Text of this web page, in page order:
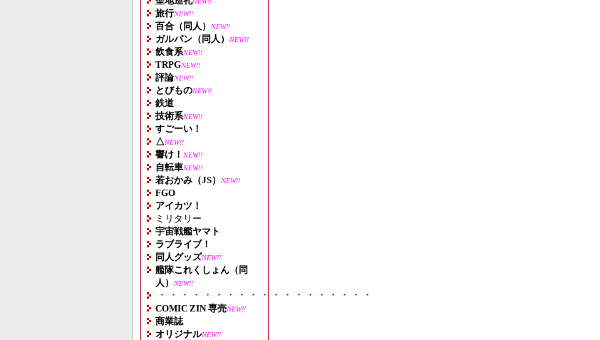
旅行NEW!!
百合（同人） NEW!!
ガルパン（同人） NEW!!
飲食系NEW!!
TRPGNEW!!
評論NEW!!
とびものNEW!!
鉄道
技術系NEW!!
すごーい！
△NEW!!
響け！ NEW!!
自転車NEW!!
若おかみ（JS） NEW!!
FGO
アイカツ！
ミリタリー
宇宙戦艦ヤマト
ラブライブ！
同人グッズNEW!!
艦隊これくしょん（同
人）
NEW!!
・・・・・・・・・・・・・・・・・・・
COMIC ZIN 専売NEW!!
商業誌
オリジナルNEW!!